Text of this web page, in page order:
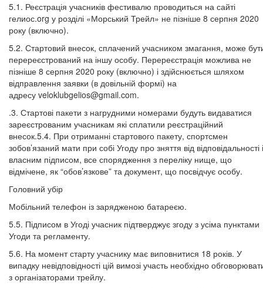
5.1. Реєстрація учасників фестивалю проводиться на сайті
гелиос.org у розділі «Морський Трейл» не пізніше 8 серпня 2020
року (включно).
5.2. Стартовий внесок, сплачений учасником змагання, може
перереєстрований на іншу особу. Перереєстрація можлива не
пізніше 8 серпня 2020 року (включно) і здійснюється шляхом
відправлення заявки (в довільній формі) на
адресу veloklubgelios@gmail.com.
.3. Стартові пакети з нагрудними номерами будуть видаватися
зареєстрованим учасникам які сплатили реєстраційний
внесок.5.4. При отриманні стартового пакету, спортсмен
зобов’язаний мати при собі Угоду про зняття від відповідальності
власним підписом, все спорядження з переліку нище, що
відмічене, як “обов’язкове” та документ, що посвідчує особу.
Головний убір
Мобільний телефон із зарядженою батареєю.
5.5. Підписом в Угоді учасник підтверджує згоду з усіма пунктами
Угоди та регламенту.
5.6. На момент старту учаснику має виповнитися 18 років. У
випадку невідповідності цій вимозі участь необхідно
з організаторами трейлу.